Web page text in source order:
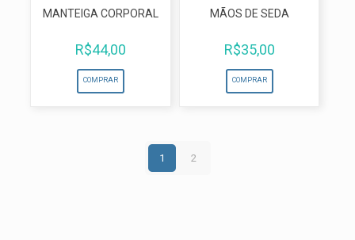
MANTEIGA CORPORAL
R$44,00
COMPRAR
MÃOS DE SEDA
R$35,00
COMPRAR
1 2